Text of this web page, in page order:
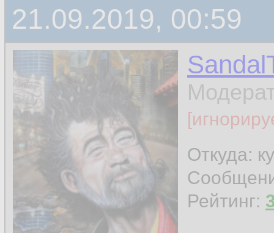
21.09.2019, 00:59
Откуда:
Рейтинг: